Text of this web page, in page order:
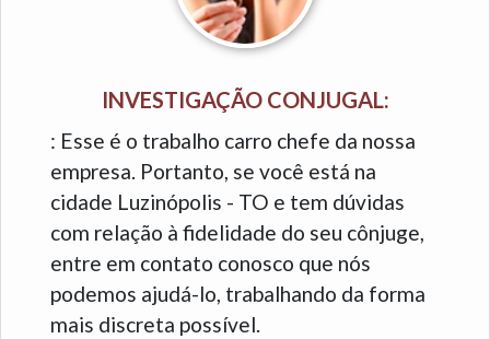
INVESTIGAÇÃO CONJUGAL:
: Esse é o trabalho carro chefe da nossa
empresa. Portanto, se você está na
cidade Luzinópolis - TO e tem dúvidas
com relação à fidelidade do seu cônjuge,
entre em contato conosco que nós
podemos ajudá-lo, trabalhando da forma
mais discreta possível.